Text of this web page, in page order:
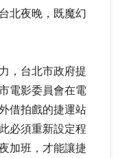
北夜晚，既魔幻
，台北市政府提
電影委員會在電
借拍戲的捷運站
必須重新設定程
加班，才能讓捷